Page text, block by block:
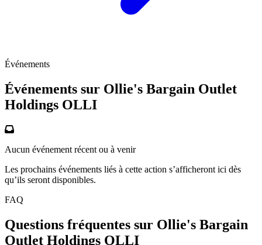
Événements
Événements sur Ollie's Bargain Outlet
Holdings OLLI
Aucun événement récent ou à venir
Les prochains événements liés à cette action s’afficheront ici dès
qu’ils seront disponibles.
FAQ
Questions fréquentes sur Ollie's Bargain
Outlet Holdings OLLI